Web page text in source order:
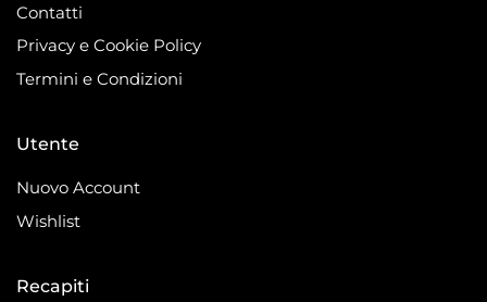
Contatti
Privacy e Cookie Policy
Termini e Condizioni
Utente
Nuovo Account
Wishlist
Recapiti